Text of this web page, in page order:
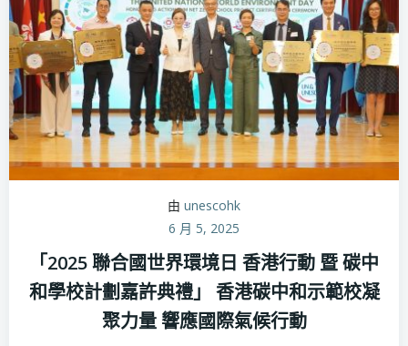
由 unescohk
6 月 5, 2025
「2025 聯合國世界環境日 香港行動 暨 碳中
和學校計劃嘉許典禮」 香港碳中和示範校凝
聚力量 響應國際氣候行動